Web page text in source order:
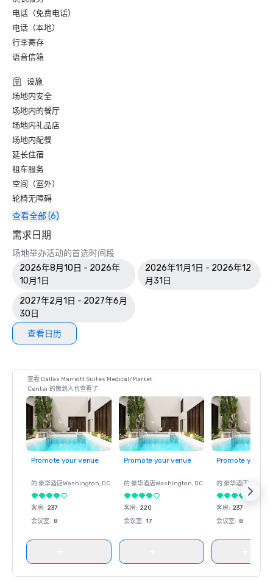
电话（免费电话）
电话（本地）
行李寄存
语音信箱
设施
场地内安全
场地内的餐厅
场地内礼品店
场地内配餐
延长住宿
租车服务
空间（室外）
轮椅无障碍
查看全部 (6)
需求日期
场地举办活动的首选时间段
2026年8月10日 - 2026年
10月1日
2026年11月1日 - 2026年12
月31日
2027年2月1日 - 2027年6月
30日
查看日历
查看 Dallas Marriott Suites Medical/Market
Center 的策划人也查看了
Promote your venue
的 豪华酒店Washington, DC
客房: 237
会议室: 8
Promote your venue
的 豪华酒店Washington, DC
客房: 220
会议室: 17
Promote your
的 豪华酒店
客房: 237
会议室: 8